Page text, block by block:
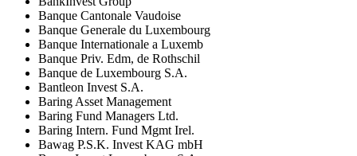
Banque Cantonale Vaudoise
Banque Generale du Luxembourg
Banque Internationale a Luxemb
Banque Priv. Edm, de Rothschil
Banque de Luxembourg S.A.
Bantleon Invest S.A.
Baring Asset Management
Baring Fund Managers Ltd.
Baring Intern. Fund Mgmt Irel.
Bawag P.S.K. Invest KAG mbH